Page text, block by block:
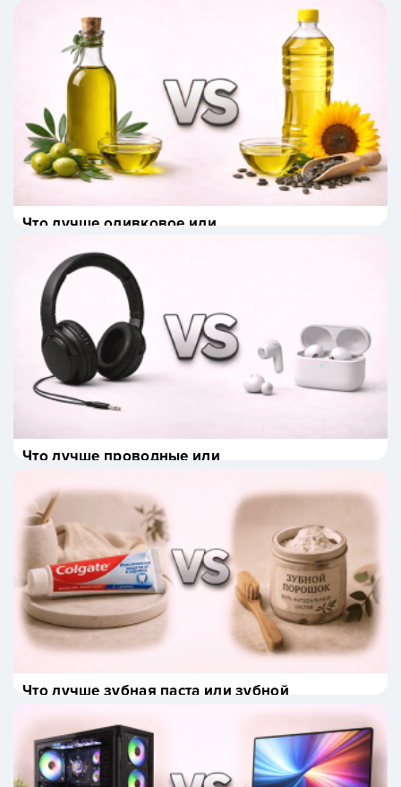
Что лучше оливковое или
Что лучше проводные или
Что лучше зубная паста или зубной